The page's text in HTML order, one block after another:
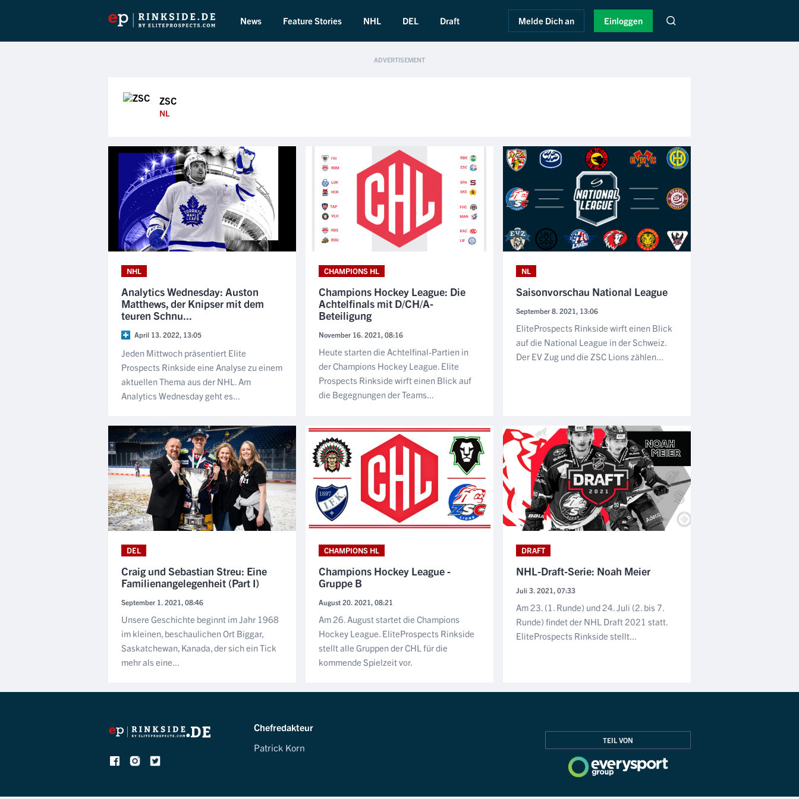
News Feature Stories NHL DEL Draft Melde Dich an Einloggen
ZSC
NL
NHL
Analytics Wednesday: Auston
Matthews, der Knipser mit dem
teuren Schnu...
April 13. 2022, 13:05
Jeden Mittwoch präsentiert Elite
Prospects Rinkside eine Analyse zu einem
aktuellen Thema aus der NHL. Am
Analytics Wednesday geht es...
CHAMPIONS HL
Champions Hockey League: Die
Achtelfinals mit D/CH/A-
Beteiligung
November 16. 2021, 08:16
Heute starten die Achtelfinal-Partien in
der Champions Hockey League. Elite
Prospects Rinkside wirft einen Blick auf
die Begegnungen der Teams...
NL
Saisonvorschau National League
September 8. 2021, 13:06
EliteProspects Rinkside wirft einen Blick
auf die National League in der Schweiz.
Der EV Zug und die ZSC Lions zählen...
DEL
Craig und Sebastian Streu: Eine
Familienangelegenheit (Part I)
September 1. 2021, 08:46
Unsere Geschichte beginnt im Jahr 1968
im kleinen, beschaulichen Ort Biggar,
Saskatchewan, Kanada, der sich ein Tick
mehr als eine...
CHAMPIONS HL
Champions Hockey League -
Gruppe B
August 20. 2021, 08:21
Am 26. August startet die Champions
Hockey League. EliteProspects Rinkside
stellt alle Gruppen der CHL für die
kommende Spielzeit vor.
DRAFT
NHL-Draft-Serie: Noah Meier
Juli 3. 2021, 07:33
Am 23. (1. Runde) und 24. Juli (2. bis 7.
Runde) findet der NHL Draft 2021 statt.
EliteProspects Rinkside stellt...
Chefredakteur
Patrick Korn
TEIL VON